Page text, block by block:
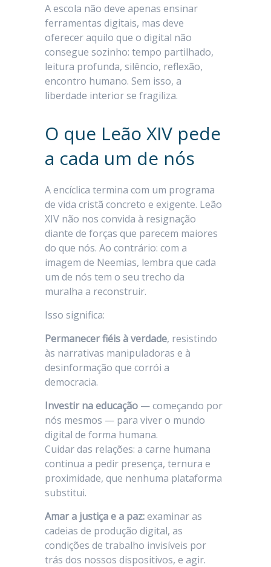
A escola não deve apenas ensinar
ferramentas digitais, mas deve
oferecer aquilo que o digital não
consegue sozinho: tempo partilhado,
leitura profunda, silêncio, reflexão,
encontro humano. Sem isso, a
liberdade interior se fragiliza.
O que Leão XIV pede
a cada um de nós
A encíclica termina com um programa
de vida cristã concreto e exigente. Leão
XIV não nos convida à resignação
diante de forças que parecem maiores
do que nós. Ao contrário: com a
imagem de Neemias, lembra que cada
um de nós tem o seu trecho da
muralha a reconstruir.
Isso significa:
Permanecer fiéis à verdade, resistindo
às narrativas manipuladoras e à
desinformação que corrói a
democracia.
Investir na educação — começando por
nós mesmos — para viver o mundo
digital de forma humana.
Cuidar das relações: a carne humana
continua a pedir presença, ternura e
proximidade, que nenhuma plataforma
substitui.
Amar a justiça e a paz:examinar as
cadeias de produção digital, as
condições de trabalho invisíveis por
trás dos nossos dispositivos, e agir.